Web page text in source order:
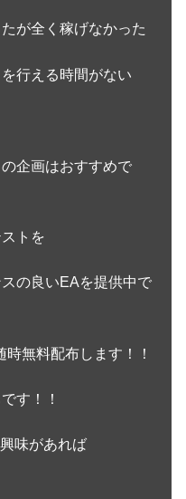
が全く稼げなかった
行える時間がない
企画はおすすめで
トを
の良いEAを提供中で
無料配布します！！
す！！
味があれば